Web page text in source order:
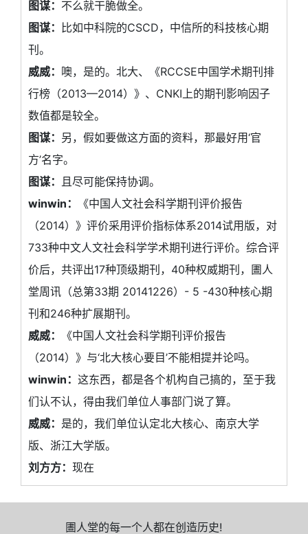
图谋： 不么就干脆做全。
图谋： 比如中科院的CSCD，中信所的科技核心期
刊。
威威： 噢，是的。北大、《RCCSE中国学术期刊排
行榜（2013—2014）》、CNKI上的期刊影响因子
数值都是较全。
图谋： 另，假如要做这方面的资料，那最好用‘官
方’名字。
图谋：
且尽可能保持协调。
winwin：
《中国人文社会科学期刊评价报告
（2014）》评价采用评价指标体系2014试用版，对
733种中文人文社会科学学术期刊进行评价。综合评
价后，共评出17种顶级期刊，40种权威期刊，圕人
堂周讯（总第33期 20141226）- 5 -430种核心期
刊和246种扩展期刊。
威威：
《中国人文社会科学期刊评价报告
（2014）》与‘北大核心要目’不能相提并论吗。
winwin： 这东西，都是各个机构自己搞的，至于我
们认不认，得由我们单位人事部门说了算。
威威： 是的，我们单位认定北大核心、南京大学
版、浙江大学版。
刘方方： 现在
圕人堂的每一个人都在创造历史!